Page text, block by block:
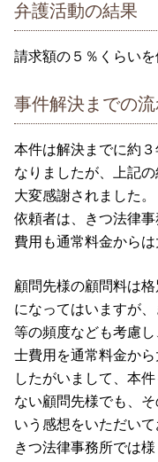
弁護活動の結果
請求額の５％くらいを
事件解決までの
本件は解決までに約
なりましたが、上記
大変感謝されました。
依頼者は、きつ法律
費用も通常料金から
顧問先様の顧問料は
になってはいますが
等の頻度なども考慮
士費用を通常料金から
したがいまして、本
ない顧問先様でも、
いう感想をいただいて
きつ法律事務所では